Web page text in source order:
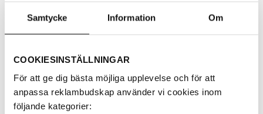
Samtycke Information Om
COOKIESINSTÄLLNINGAR
För att ge dig bästa möjliga upplevelse och för att
anpassa reklambudskap använder vi cookies inom
följande kategorier:
1200Wrms monoblock i kompakt format.
SNABBA LEVERANSER